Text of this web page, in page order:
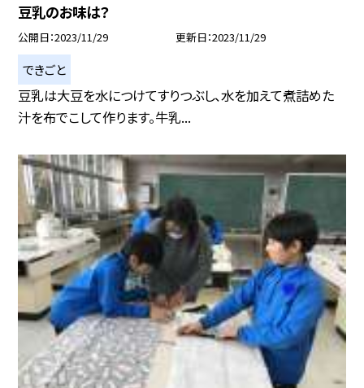
豆乳のお味は？
公開日 2023/11/29 更新日 2023/11/29
できごと
豆乳は大豆を水につけてすりつぶし、水を加えて煮詰めた
汁を布でこして作ります。牛乳...